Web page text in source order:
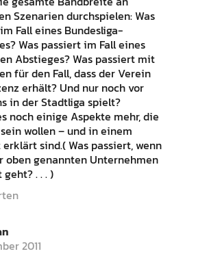
Szenarien durchspielen: Was
Fall eines Bundesliga-
Was passiert im Fall eines
Abstieges? Was passiert mit
für den Fall, dass der Verein
erhält? Und nur noch vor
in der Stadtliga spielt?
noch einige Aspekte mehr, die
wollen – und in einem
erklärt sind.( Was passiert, wenn
oben genannten Unternehmen
. . . )
2011